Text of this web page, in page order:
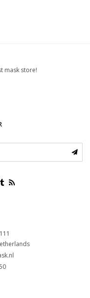
mask store!